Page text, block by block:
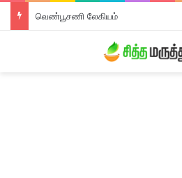
வெண்பூசணி லேகியம்